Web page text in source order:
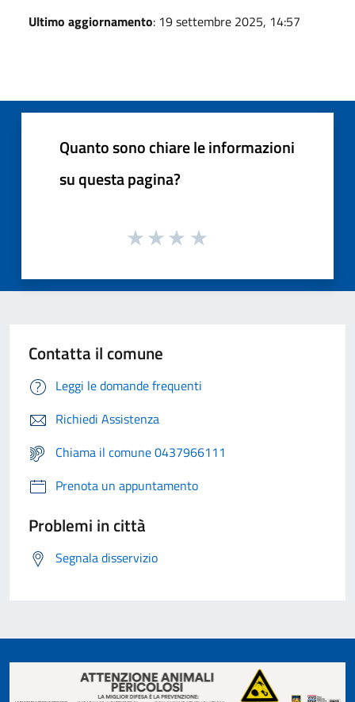
Ultimo aggiornamento: 19 settembre 2025, 14:57
Quanto sono chiare le informazioni
su questa pagina?
Contatta il comune
Leggi le domande frequenti
Richiedi Assistenza
Chiama il comune 0437966111
Prenota un appuntamento
Problemi in città
Segnala disservizio